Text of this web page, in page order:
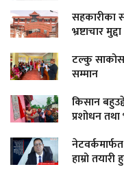
सहकारीका
भ्रष्टाचार मुद्दा
टल्कु
सम्मान
किसान
प्रशोधन
हाम्रो तयारी